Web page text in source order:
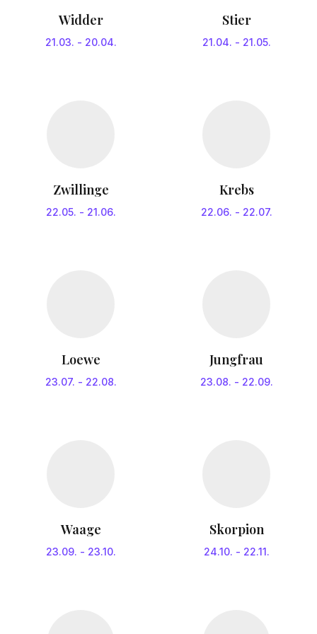
Widder
21.03. - 20.04.
Stier
21.04. - 21.05.
Zwillinge
22.05. - 21.06.
Krebs
22.06. - 22.07.
Loewe
23.07. - 22.08.
Jungfrau
23.08. - 22.09.
Waage
23.09. - 23.10.
Skorpion
24.10. - 22.11.